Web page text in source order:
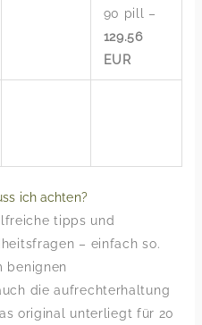
90 pill –
129.56
EUR
ich achten?
tipps und
– einfach so.
benignen
die aufrechterhaltung
original unterliegt für 20